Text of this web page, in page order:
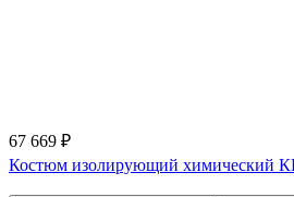
67 669 ₽
Костюм изолирующий химический